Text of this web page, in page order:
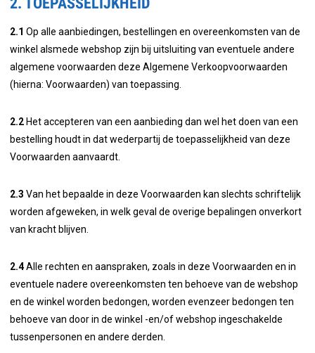
2.1 Op alle aanbiedingen, bestellingen en overeenkomsten van de
winkel alsmede webshop zijn bij uitsluiting van eventuele andere
algemene voorwaarden deze Algemene Verkoopvoorwaarden
(hierna: Voorwaarden) van toepassing.
2.2 Het accepteren van een aanbieding dan wel het doen van een
bestelling houdt in dat wederpartij de toepasselijkheid van deze
Voorwaarden aanvaardt.
2.3 Van het bepaalde in deze Voorwaarden kan slechts schriftelijk
worden afgeweken, in welk geval de overige bepalingen onverkort
van kracht blijven.
2.4Alle rechten en aanspraken, zoals in deze Voorwaarden en in
eventuele nadere overeenkomsten ten behoeve van de webshop
en de winkel worden bedongen, worden evenzeer bedongen ten
behoeve van door in de winkel -en/of webshop ingeschakelde
tussenpersonen en andere derden.